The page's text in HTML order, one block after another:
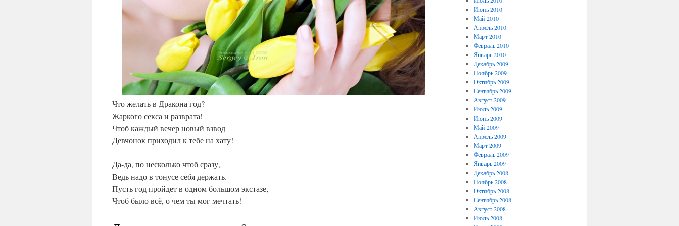
Что желать в Дракона год?
Жаркого секса и разврата!
Чтоб каждый вечер новый взвод
Девчонок приходил к тебе на хату!
Да-да, по несколько чтоб сразу,
Ведь надо в тонусе себя держать.
Пусть год пройдет в одном большом экстазе,
Чтоб было всё, о чем ты мог мечтать!
Июнь 2010
Май 2010
Апрель 2010
Март 2010
Февраль 2010
Январь 2010
Декабрь 2009
Ноябрь 2009
Октябрь 2009
Сентябрь 2009
Август 2009
Июль 2009
Июнь 2009
Май 2009
Апрель 2009
Март 2009
Февраль 2009
Январь 2009
Декабрь 2008
Ноябрь 2008
Октябрь 2008
Сентябрь 2008
Август 2008
Июль 2008